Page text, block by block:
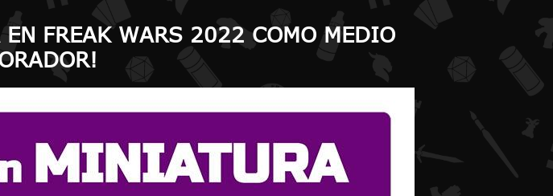
FREAK WARS 2022 COMO MEDIO